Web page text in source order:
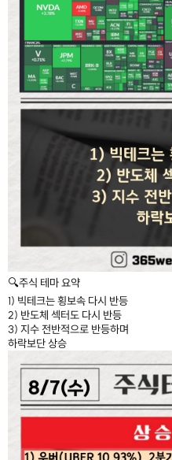
🔍주식 테마 요약
1) 빅테크는 횡보속 다시 반등
2) 반도체 섹터도 다시 반등
3) 지수 전반적으로 반등하며
하락보단 상승